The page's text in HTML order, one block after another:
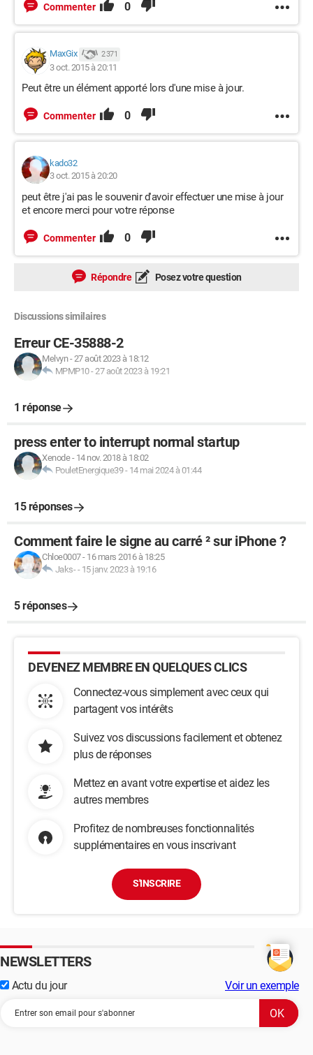
Commenter 0
MaxGix 2 371
3 oct. 2015 à 20:11
Peut être un élément apporté lors d'une mise à jour.
Commenter 0
kado32
3 oct. 2015 à 20:20
peut être j'ai pas le souvenir d'avoir effectuer une mise à jour
et encore merci pour votre réponse
Commenter 0
Répondre Posez votre question
Discussions similaires
Erreur CE-35888-2
Melvyn-27 août 2023 à 18:12
MPMP10-27 août 2023 à 19:21
1 réponse
press enter to interrupt normal startup
Xenode- 14 nov. 2018 à 18:02
PouletEnergique39- 14 mai 2024 à 01:44
15 réponses
Comment faire le signe au carré ² sur iPhone ?
Chloe0007- 16 mars 2016 à 18:25
Jaks-- 15 janv. 2023 à 19:16
5 réponses
DEVENEZ MEMBRE EN QUELQUES CLICS
Connectez-vous simplement avec ceux qui
partagent vos intérêts
Suivez vos discussions facilement et obtenez
plus de réponses
Mettez en avant votre expertise et aidez les
autres membres
Profitez de nombreuses fonctionnalités
supplémentaires en vous inscrivant
S'INSCRIRE
NEWSLETTERS
Actu du jour Voir un exemple